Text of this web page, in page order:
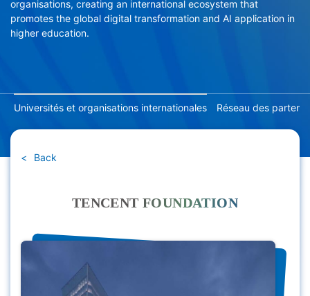
organisations, creating an international ecosystem that
promotes the global digital transformation and AI application in
higher education.
Universités et organisations internationales Réseau des
Back
TENCENT FOUNDATION